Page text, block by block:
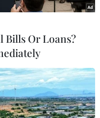
Indonesia
Bills Or Loans?